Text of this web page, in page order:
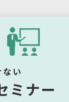
い
ミナー